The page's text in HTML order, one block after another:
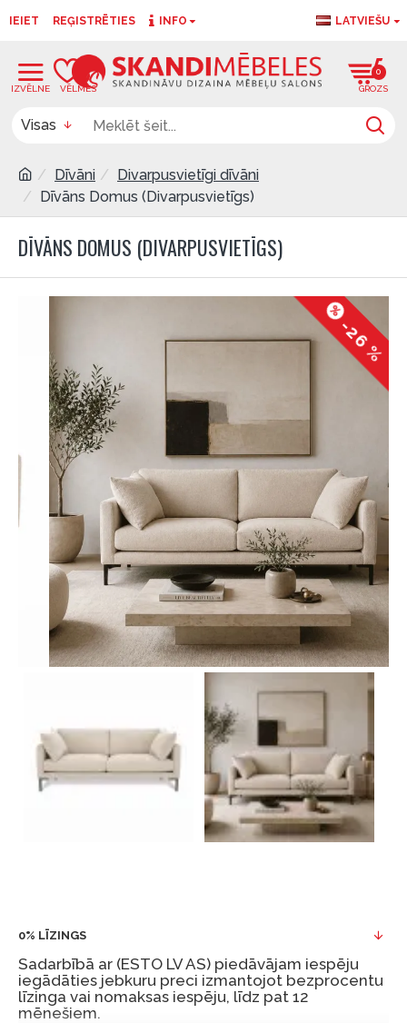
IEIET REĢISTRĒTIES INFO LATVIEŠU
0
Visas
Dīvāni
Divarpusvietīgi dīvāni
Dīvāns Domus (Divarpusvietīgs)
DĪVĀNS DOMUS (DIVARPUSVIETĪGS)
-26 %
0% LĪZINGS
Sadarbībā ar (ESTO LV AS) piedāvājam iespēju
iegādāties jebkuru preci izmantojot bezprocentu
līzinga vai nomaksas iespēju, līdz pat 12
mēnešiem.